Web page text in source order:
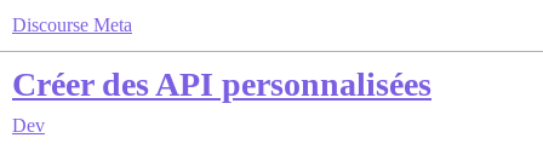
Discourse Meta
Créer des API personnalisées
Dev